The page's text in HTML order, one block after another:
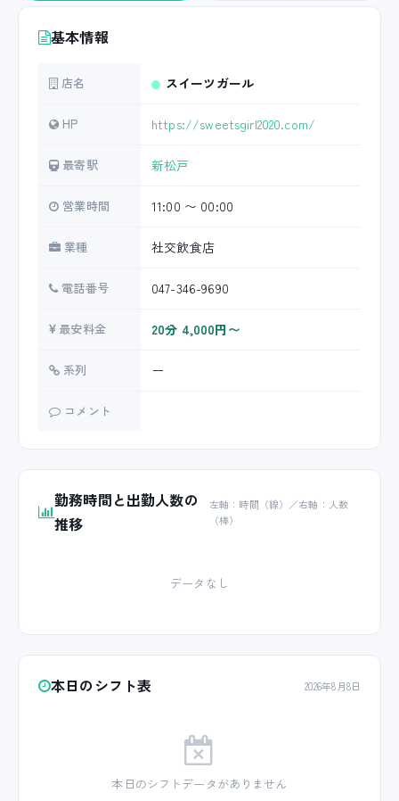
基本情報
店名 スイーツガール
HP https://sweetsgirl2020.com/
最寄駅 新松戸
営業時間 11:00 〜 00:00
業種 社交飲食店
電話番号 047-346-9690
最安料金 20分 4,000円〜
系列 ー
コメント
勤務時間と出勤人数の
推移
左軸：時間（線）／右軸：人数
（棒）
データなし
本日のシフト表 2026年8月8日
本日のシフトデータがありません